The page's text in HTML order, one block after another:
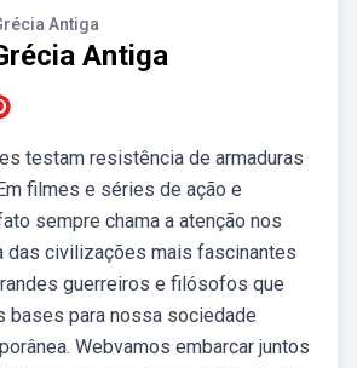
Antiga
Antiga
testam resistência de armaduras
filmes e séries de ação e
sempre chama a atenção nos
das civilizações mais fascinantes
guerreiros e filósofos que
bases para nossa sociedade
Webvamos embarcar juntos